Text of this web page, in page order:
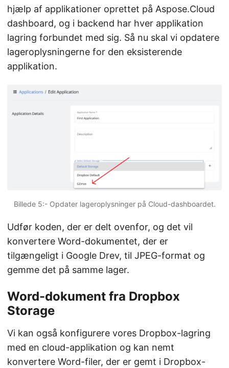
hjælp af applikationer oprettet på Aspose.Cloud
dashboard, og i backend har hver applikation
lagring forbundet med sig. Så nu skal vi opdatere
lageroplysningerne for den eksisterende
applikation.
Billede 5:- Opdater lageroplysninger på Cloud-dashboardet.
Udfør koden, der er delt ovenfor, og det vil
konvertere Word-dokumentet, der er
tilgængeligt i Google Drev, til JPEG-format og
gemme det på samme lager.
Word-dokument fra Dropbox
Storage
Vi kan også konfigurere vores Dropbox-lagring
med en cloud-applikation og kan nemt
konvertere Word-filer, der er gemt i Dropbox-